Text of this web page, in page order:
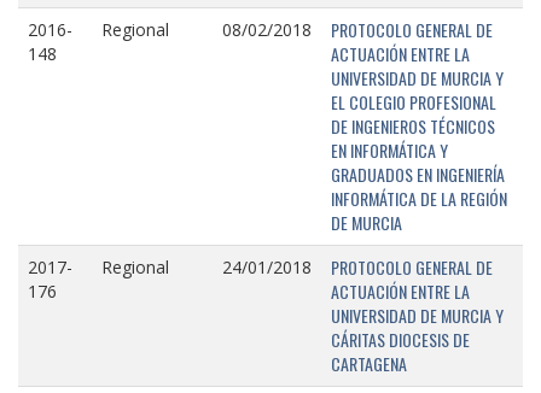
2016-
148
Regional 08/02/2018
PROTOCOLO GENERAL DE
ACTUACIÓN ENTRE LA
UNIVERSIDAD DE MURCIA Y
EL COLEGIO PROFESIONAL
DE INGENIEROS TÉCNICOS
EN INFORMÁTICA Y
GRADUADOS EN INGENIERÍA
INFORMÁTICA DE LA REGIÓN
DE MURCIA
2017-
176
Regional 24/01/2018
PROTOCOLO GENERAL DE
ACTUACIÓN ENTRE LA
UNIVERSIDAD DE MURCIA Y
CÁRITAS DIOCESIS DE
CARTAGENA